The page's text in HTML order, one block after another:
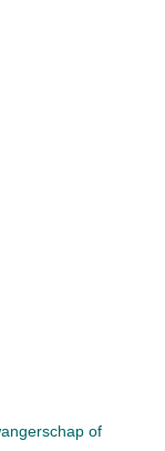
of